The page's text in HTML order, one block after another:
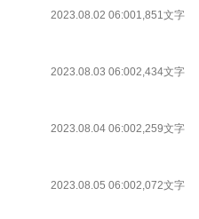
2023.08.02 06:001,851文字
2023.08.03 06:002,434文字
2023.08.04 06:002,259文字
2023.08.05 06:002,072文字